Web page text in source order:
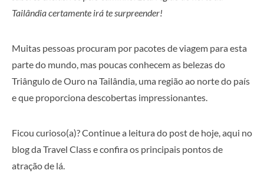
Tailândia certamente irá te surpreender!
Muitas pessoas procuram por pacotes de viagem para esta
parte do mundo, mas poucas conhecem as belezas do
Triângulo de Ouro na Tailândia, uma região ao norte do país
e que proporciona descobertas impressionantes.
Ficou curioso(a)? Continue a leitura do post de hoje, aqui no
blog da Travel Class e confira os principais pontos de
atração de lá.